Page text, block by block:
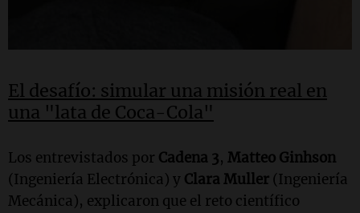
El desafío: simular una misión real en
una "lata de Coca-Cola"
Los entrevistados por Cadena 3, Matteo Ginhson
(Ingeniería Electrónica) y Clara Muller (Ingeniería
Mecánica), explicaron que el reto científico